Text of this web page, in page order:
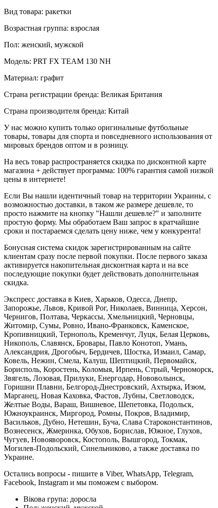
Вид товара: ракетки
Возрастная группа: взрослая
Пол: женский, мужской
Модель: PRT FX TEAM 130 NH
Материал: графит
Страна регистрации бренда: Великая Британия
Страна производителя бренда: Китай
У нас можно купить только оригинальные футбольные
товары, товары для спорта и повседневного использования от
мировых брендов оптом и в розницу.
На весь товар распространяется скидка по дисконтной карте
магазина + действует программа: 100% гарантия самой низкой
цены в интернете!
Если Вы нашли идентичный товар на территории Украины, с
возможностью доставки, в таком же размере дешевле, то
просто нажмите на кнопку "Нашли дешевле?" и заполните
простую форму. Мы обработаем Ваш запрос в кратчайшие
сроки и постараемся сделать цену ниже, чем у конкурента!
Бонусная система скидок зарегистрированным на сайте
клиентам сразу после первой покупки. После первого заказа
активируется накопительная дисконтная карта и на все
последующие покупки будет действовать дополнительная
скидка.
Экспресс доставка в Киев, Харьков, Одесса, Днепр,
Запорожье, Львов, Кривой Рог, Николаев, Винница, Херсон,
Чернигов, Полтава, Черкассы, Хмельницкий, Черновцы,
Житомир, Сумы, Ровно, Ивано-Франковск, Каменское,
Кропивницкий, Тернополь, Кременчуг, Луцк, Белая Церковь,
Никополь, Славянск, Бровары, Павло Конотоп, Умань,
Александрия, Дрогобыч, Бердичев, Шостка, Измаил, Самар,
Ковель, Нежин, Смела, Калуш, Шептицкий, Первомайск,
Борисполь, Коростень, Коломыя, Ирпень, Стрый, Черноморск,
Звягель, Лозовая, Прилуки, Енергодар, Нововолынск,
Горишни Плавни, Белгород-Днестровский, Ахтырка, Изюм,
Марганец, Новая Каховка, Фастов, Лубны, Светловодск,
Желтые Воды, Вараш, Вишневое, Шепетовка, Подольск,
Южноукраинск, Миргород, Ромны, Покров, Владимир,
Васильков, Дубно, Нетешин, Буча, Слава Староконстантинов,
Вознесенск, Жмеринка, Обухов, Борислав, Южное, Глухов,
Чугуев, Новояворовск, Костополь, Вышгород, Токмак,
Могилев-Подольский, Синельниково, а также доставка по
Украине.
Остались вопросы - пишите в Viber, WhatsApp, Telegram,
Facebook, Instagram и мы поможем с выбором.
Вікова група: доросла